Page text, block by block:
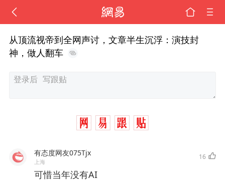
从顶流视帝到全网声讨，文章半生沉浮：演技封
神，做人翻车
有态度网友075Tjx
上海
16
可惜当年没有AI